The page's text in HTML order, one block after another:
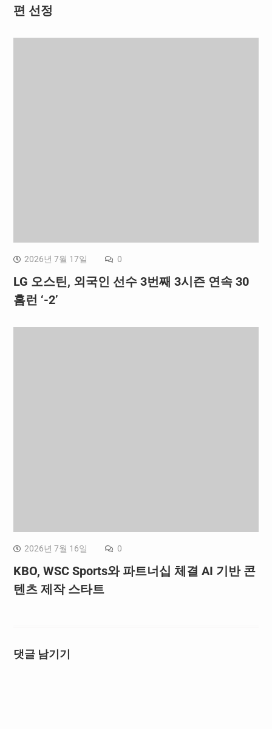
편 선정
2026년 7월 17일 0
LG 오스틴, 외국인 선수 3번째 3시즌 연속 30
홈런 ‘-2’
2026년 7월 16일 0
KBO, WSC Sports와 파트너십 체결 AI 기반 콘
텐츠 제작 스타트
댓글 남기기